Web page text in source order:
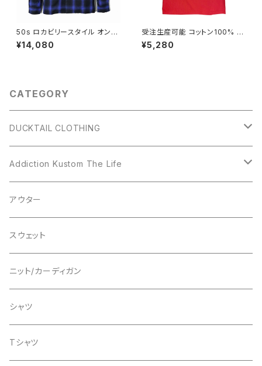
50s ロカビリースタイル オンブ
レチェック ネルシャツ ゆうパケ
ットポスト対応 DUCKTAIL CL
¥14,080
受注生産可能 コットン100% ク
ルーネック 半袖 Tシャツ ラバー
プリント 丸胴 首元ダブルステッ
¥5,280
CATEGORY
DUCKTAIL CLOTHING
アウター
シャツ
スウェット
ニット
カーディガン
Tシャツ
パンツ
Addiction Kustom The Life
アウター
シャツ
ニット
スウェット
Tシャツ
アウター
スウェット
ニット/カーディガン
シャツ
Tシャツ